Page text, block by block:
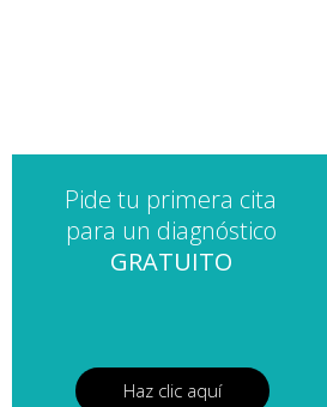
Pide tu primera cita
para un diagnóstico
GRATUITO
Haz clic aquí